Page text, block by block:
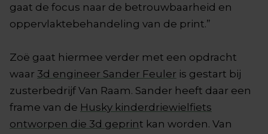
gaat de focus naar de betrouwbaarheid en
oppervlaktebehandeling van de print.”
Zoë gaat hiermee verder met een opdracht
waar 3d engineer Sander Feuler is gestart bij
zusterbedrijf Van Raam. Sander heeft daar een
frame van de Husky kinderdriewielfiets
ontworpen die 3d geprint kan worden. Van